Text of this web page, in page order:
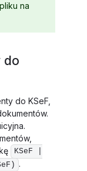
na
do
do KSeF,
KSeF |
.